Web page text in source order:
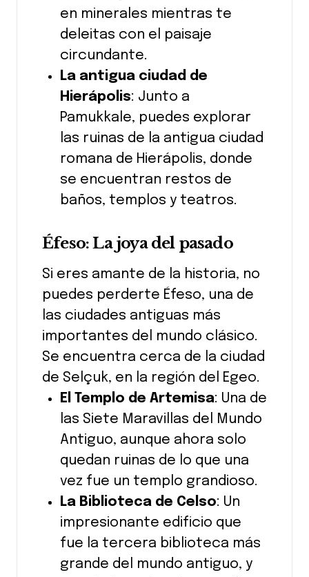
en minerales mientras te
deleitas con el paisaje
circundante.
La antigua ciudad de
Hierápolis: Junto a
Pamukkale, puedes explorar
las ruinas de la antigua ciudad
romana de Hierápolis, donde
se encuentran restos de
baños, templos y teatros.
Éfeso: La joya del pasado
Si eres amante de la historia, no
puedes perderte Éfeso, una de
las ciudades antiguas más
importantes del mundo clásico.
Se encuentra cerca de la ciudad
de Selçuk, en la región del Egeo.
El Templo de Artemisa: Una de
las Siete Maravillas del Mundo
Antiguo, aunque ahora solo
quedan ruinas de lo que una
vez fue un templo grandioso.
La Biblioteca de Celso: Un
impresionante edificio que
fue la tercera biblioteca más
grande del mundo antiguo, y